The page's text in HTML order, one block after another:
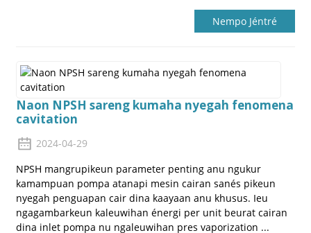
Nempo Jéntré
Naon NPSH sareng kumaha nyegah fenomena
cavitation
2024-04-29
NPSH mangrupikeun parameter penting anu ngukur
kamampuan pompa atanapi mesin cairan sanés pikeun
nyegah penguapan cair dina kaayaan anu khusus. Ieu
ngagambarkeun kaleuwihan énergi per unit beurat cairan
dina inlet pompa nu ngaleuwihan pres vaporization ...